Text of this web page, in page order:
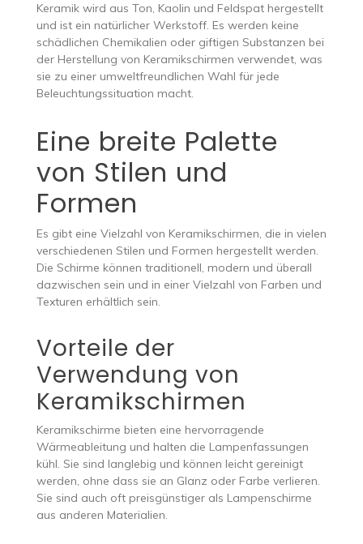
Keramik wird aus Ton, Kaolin und Feldspat hergestellt
und ist ein natürlicher Werkstoff. Es werden keine
schädlichen Chemikalien oder giftigen Substanzen bei
der Herstellung von Keramikschirmen verwendet, was
sie zu einer umweltfreundlichen Wahl für jede
Beleuchtungssituation macht.
Eine breite Palette
von Stilen und
Formen
Es gibt eine Vielzahl von Keramikschirmen, die in vielen
verschiedenen Stilen und Formen hergestellt werden.
Die Schirme können traditionell, modern und überall
dazwischen sein und in einer Vielzahl von Farben und
Texturen erhältlich sein.
Vorteile der
Verwendung von
Keramikschirmen
Keramikschirme bieten eine hervorragende
Wärmeableitung und halten die Lampenfassungen
kühl. Sie sind langlebig und können leicht gereinigt
werden, ohne dass sie an Glanz oder Farbe verlieren.
Sie sind auch oft preisgünstiger als Lampenschirme
aus anderen Materialien.